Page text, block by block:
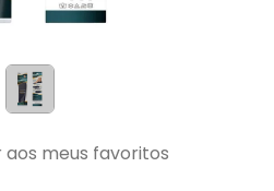
aos meus favoritos